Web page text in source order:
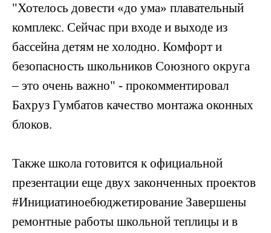
"Хотелось довести «до ума» плавательный
комплекс. Сейчас при входе и выходе из
бассейна детям не холодно. Комфорт и
безопасность школьников Союзного округа
– это очень важно" - прокомментировал
Бахруз Гумбатов качество монтажа оконных
блоков.
Также школа готовится к официальной
презентации еще двух законченных проектов
#Инициатиноебюджетирование Завершены
ремонтные работы школьной теплицы и в